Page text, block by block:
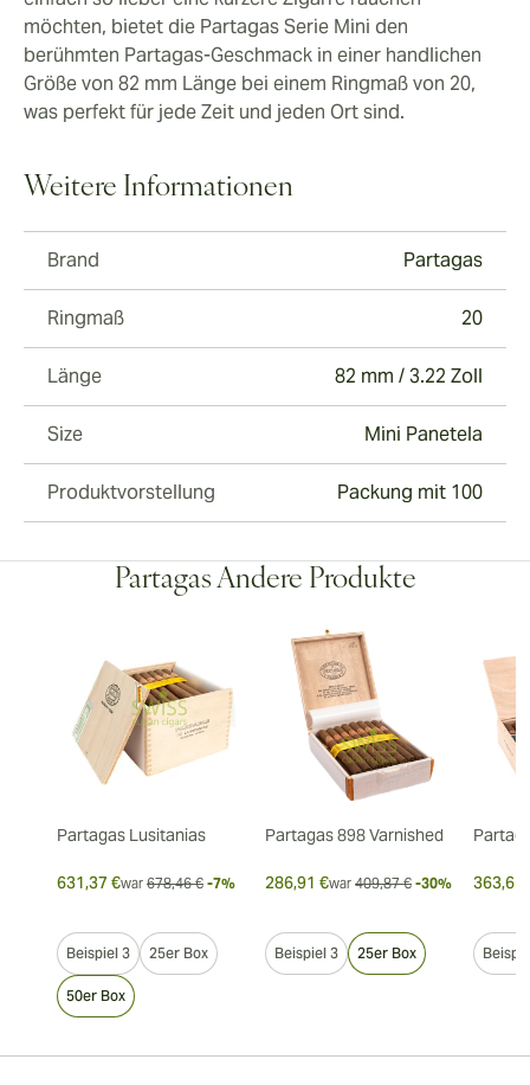
möchten, bietet die Partagas Serie Mini den
berühmten Partagas-Geschmack in einer handlichen
Größe von 82 mm Länge bei einem Ringmaß von 20,
was perfekt für jede Zeit und jeden Ort sind.
Weitere Informationen
Brand Partagas
Ringmaß 20
Länge 82 mm / 3.22 Zoll
Size Mini Panetela
Produktvorstellung Packung mit 100
Partagas Andere Produkte
Partagas Lusitanias
631,37 €war 678,46 € -7%
Beispiel 3 25er Box
50er Box
Partagas 898 Varnished
286,91 €war 409,87 € -30%
Beispiel 3 25er Box
363,65